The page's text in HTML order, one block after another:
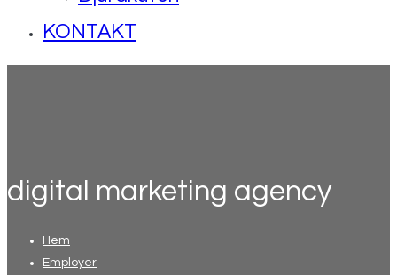
KONTAKT
digital marketing agency
Hem
Employer